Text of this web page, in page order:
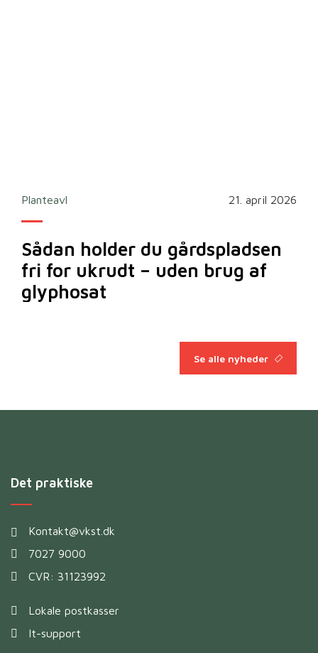
Planteavl 21. april 2026
Sådan holder du gårdspladsen
fri for ukrudt – uden brug af
glyphosat
Se alle nyheder
Det praktiske
Kontakt@vkst.dk
7027 9000
CVR: 31123992
Lokale postkasser
It-support